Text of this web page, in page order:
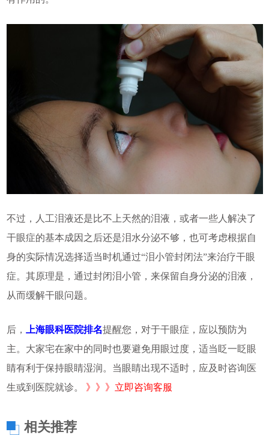
不过，人工泪液还是比不上天然的泪液，或者一些人解决了
干眼症的基本成因之后还是泪水分泌不够，也可考虑根据自
身的实际情况选择适当时机通过“泪小管封闭法”来治疗干眼
症。其原理是，通过封闭泪小管，来保留自身分泌的泪液，
从而缓解干眼问题。
后， 上海眼科医院排名提醒您，对于干眼症，应以预防为
主。大家宅在家中的同时也要避免用眼过度，适当眨一眨眼
睛有利于保持眼睛湿润。当眼睛出现不适时，应及时咨询医
生或到医院就诊。 》》》立即咨询客服
相关推荐